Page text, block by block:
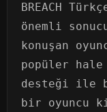
BREACH
önemli
konuşan
popüler
desteği ile
bir oyuncu